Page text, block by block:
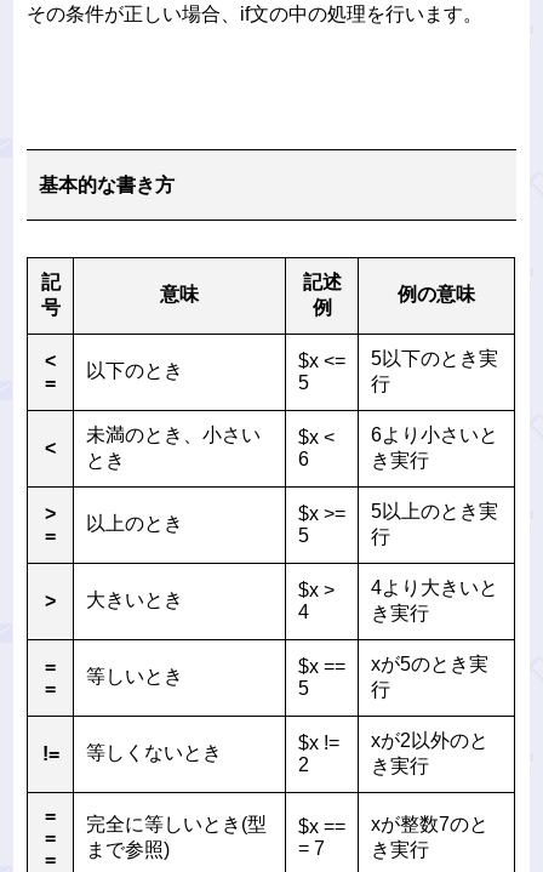
その条件が正しい場合、if文の中の処理を行います。
基本的な書き方
記
号
意味
記述
例
例の意味
<
=
以下のとき
$x <=
5
5以下のとき実
行
<
未満のとき、小さい
とき
$x <
6
6より小さいと
き実行
>
=
以上のとき
$x >=
5
5以上のとき実
行
> 大きいとき
$x >
4
4より大きいと
き実行
=
=
等しいとき
$x ==
5
xが5のとき実
行
!= 等しくないとき
$x !=
2
xが2以外のと
き実行
=
=
=
完全に等しいとき(型
まで参照)
$x ==
= 7
xが整数7のと
き実行